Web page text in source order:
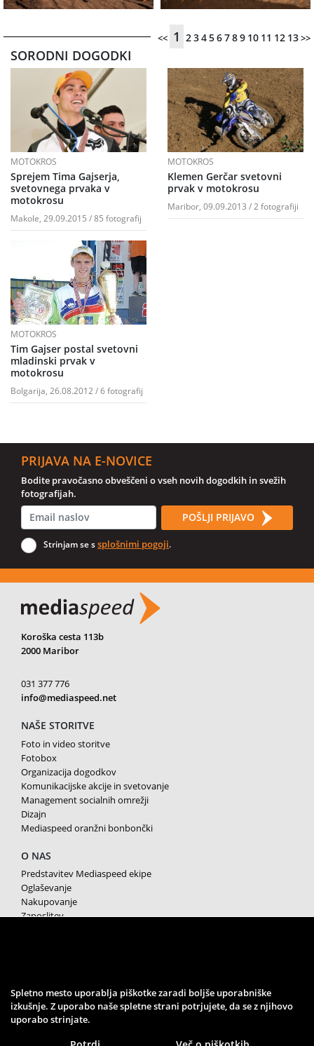
<< 1 23456789 10 11 12 13>>
SORODNI DOGODKI
MOTOKROS
Sprejem Tima Gajserja,
svetovnega prvaka v
motokrosu
Makole, 29.09.2015 / 85 fotografij
MOTOKROS
Klemen Gerčar svetovni
prvak v motokrosu
Maribor, 09.09.2013 / 2 fotografiji
MOTOKROS
Tim Gajser postal svetovni
mladinski prvak v
motokrosu
Bolgarija, 26.08.2012 / 6 fotografij
PRIJAVA NA E-NOVICE
Bodite pravočasno obveščeni o vseh novih dogodkih in svežih
fotografijah.
POŠLJI PRIJAVO
Strinjam se ssplošnimi pogoji.
Koroška cesta 113b
2000 Maribor
031 377 776
info@mediaspeed.net
NAŠE STORITVE
Foto in video storitve
Fotobox
Organizacija dogodkov
Komunikacijske akcije in svetovanje
Management socialnih omrežji
Dizajn
Mediaspeed oranžni bonbončki
O NAS
Predstavitev Mediaspeed ekipe
Oglaševanje
Nakupovanje
Zaposlitev
SPREMLJAJTE NAS
Spletno mesto uporablja piškotke zaradi boljše uporabniške
izkušnje. Z uporabo naše spletne strani potrjujete, da se z njihovo
uporabo strinjate.